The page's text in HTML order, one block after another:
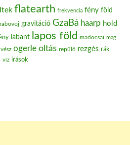
flatearth frekvencia fény föld
gravitáció GzaBá haarp hold
labant lapos föld madocsai mag
ogerle oltás repülő rezgés rák
víz írások